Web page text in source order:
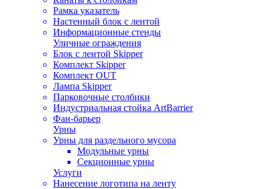
Рамка указатель
Настенный блок с лентой
Информационные стенды
Уличные ограждения
Блок с лентой Skipper
Комплект Skipper
Комплект OUT
Лампа Skipper
Парковочные столбики
Индустриальная стойка ArtBarrier
Фан-барьер
Урны
Урны для раздельного мусора
Модульные урны
Секционные урны
Услуги
Нанесение логотипа на ленту